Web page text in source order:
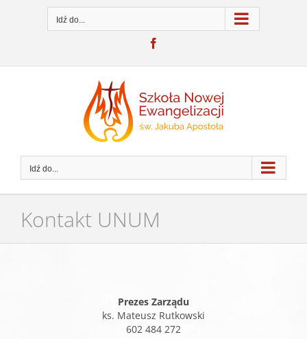
zawartości
Idź do...
Idź do...
Kontakt UNUM
Prezes Zarządu
ks. Mateusz Rutkowski
602 484 272